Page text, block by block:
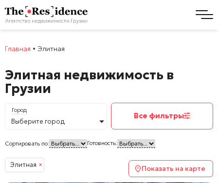
Главная • Элитная
Элитная недвижимость в
Грузии
Город
Выберите город
Все фильтры
Сортировать по: Готовность:
Элитная × Показать на карте